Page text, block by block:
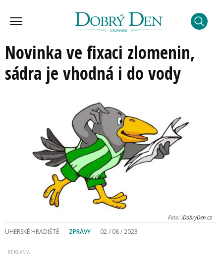
Novinka ve fixaci zlomenin,
sádra je vhodná i do vody
Foto: iDobryDen.cz
UHERSKÉ HRADIŠTĚ ZPRÁVY 02 / 08 / 2023